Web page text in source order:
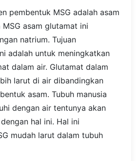
pembentuk MSG adalah asam
asam glutamat ini
natrium. Tujuan
adalah untuk meningkatkan
dalam air. Glutamat dalam
larut di air dibandingkan
asam. Tubuh manusia
dengan air tentunya akan
hal ini. Hal ini
mudah larut dalam tubuh